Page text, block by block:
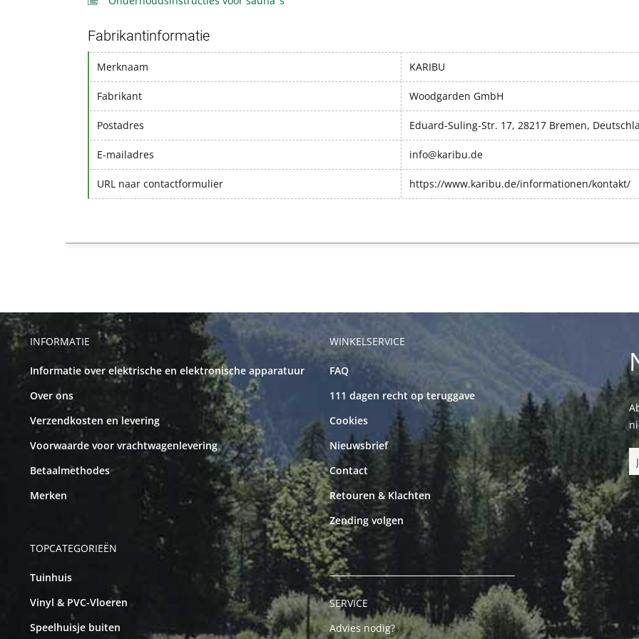
Fabrikantinformatie
Merknaam KARIBU
Fabrikant Woodgarden GmbH
Postadres Eduard-Suling-Str. 17, 28217 Bremen,
E-mailadres info@karibu.de
URL naar contactformulier https://www.karibu.de/informationen/kontakt/
INFORMATIE
Informatie over elektrische en elektronische apparatuur
Over ons
Verzendkosten en levering
Voorwaarde voor vrachtwagenlevering
Betaalmethodes
Merken
TOPCATEGORIEËN
Tuinhuis
Vinyl & PVC-Vloeren
Speelhuisje buiten
WINKELSERVICE
FAQ
111 dagen recht op teruggave
Cookies
Nieuwsbrief
Contact
Retouren & Klachten
Zending volgen
SERVICE
Advies nodig?